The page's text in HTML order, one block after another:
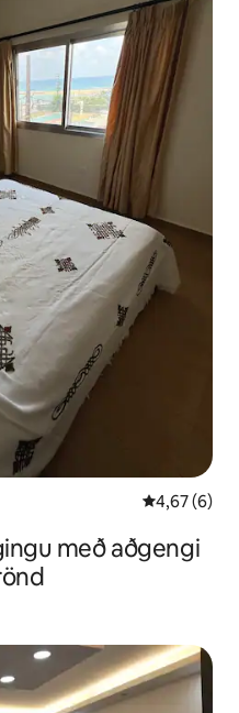
4,67 af 5 í
4,67 (6)
með aðgengi